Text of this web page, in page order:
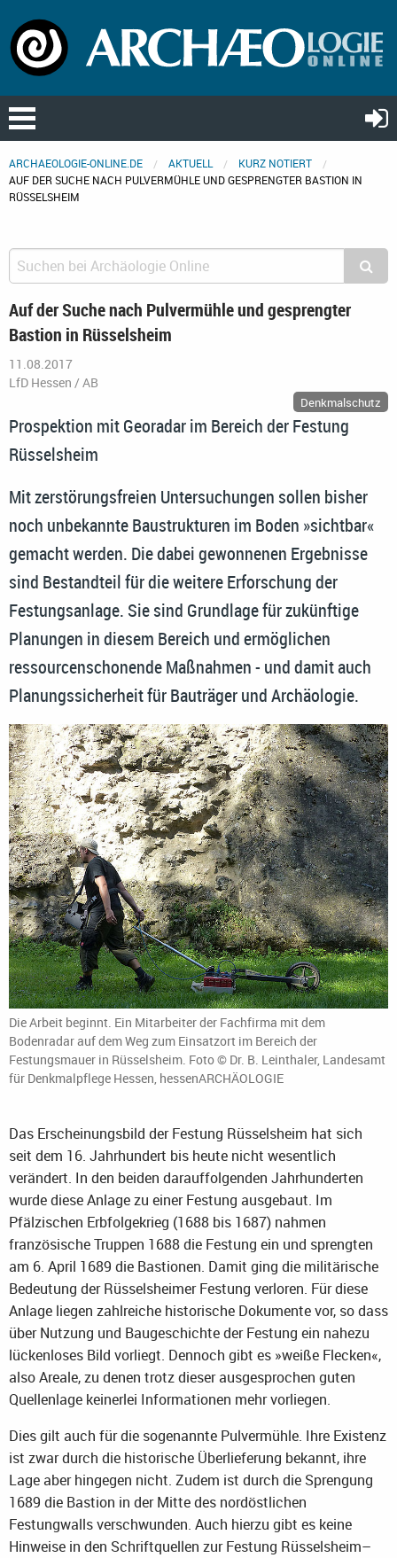
ARCHAEOLOGIE-ONLINE.DE AKTUELL
KURZ NOTIERT
AUF DER SUCHE NACH PULVERMÜHLE UND GESPRENGTER BASTION IN
RÜSSELSHEIM
Auf der Suche nach Pulvermühle und gesprengter
Bastion in Rüsselsheim
11.08.2017
LfD Hessen / AB
Denkmalschutz
Prospektion mit Georadar im Bereich der Festung
Rüsselsheim
Mit zerstörungsfreien Untersuchungen sollen bisher
noch unbekannte Baustrukturen im Boden »sichtbar«
gemacht werden. Die dabei gewonnenen Ergebnisse
sind Bestandteil für die weitere Erforschung der
Festungsanlage. Sie sind Grundlage für zukünftige
Planungen in diesem Bereich und ermöglichen
ressourcenschonende Maßnahmen - und damit auch
Planungssicherheit für Bauträger und Archäologie.
Die Arbeit beginnt. Ein Mitarbeiter der Fachfirma mit dem
Bodenradar auf dem Weg zum Einsatzort im Bereich der
Festungsmauer in Rüsselsheim. Foto © Dr. B. Leinthaler, Landesamt
für Denkmalpflege Hessen, hessenARCHÄOLOGIE
Das Erscheinungsbild der Festung Rüsselsheim hat sich
seit dem 16. Jahrhundert bis heute nicht wesentlich
verändert. In den beiden darauffolgenden Jahrhunderten
wurde diese Anlage zu einer Festung ausgebaut. Im
Pfälzischen Erbfolgekrieg (1688 bis 1687) nahmen
französische Truppen 1688 die Festung ein und sprengten
am 6. April 1689 die Bastionen. Damit ging die militärische
Bedeutung der Rüsselsheimer Festung verloren. Für diese
Anlage liegen zahlreiche historische Dokumente vor, so dass
über Nutzung und Baugeschichte der Festung ein nahezu
lückenloses Bild vorliegt. Dennoch gibt es »weiße Flecken«,
also Areale, zu denen trotz dieser ausgesprochen guten
Quellenlage keinerlei Informationen mehr vorliegen.
Dies gilt auch für die sogenannte Pulvermühle. Ihre Existenz
ist zwar durch die historische Überlieferung bekannt, ihre
Lage aber hingegen nicht. Zudem ist durch die Sprengung
1689 die Bastion in der Mitte des nordöstlichen
Festungwalls verschwunden. Auch hierzu gibt es keine
Hinweise in den Schriftquellen zur Festung Rüsselsheim–